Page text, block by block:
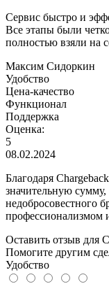
Сервис быстро и
Все этапы были
полностью взяли на
Максим Сидоркин
Удобство
Цена-качество
Функционал
Поддержка
Оценка:
5
08.02.2024
Благодаря
значительную
недобросовестного
профессионализмом
Оставить отзыв для
Помогите другим
Удобство